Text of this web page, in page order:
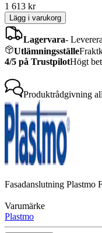
1 613 kr
Lägg i varukorg
Lagervara-
Utlämningsställe
4/5 på TrustpilotHögt
Produktrådgivning
Fasadanslutning Plastmo
Varumärke
Plastmo